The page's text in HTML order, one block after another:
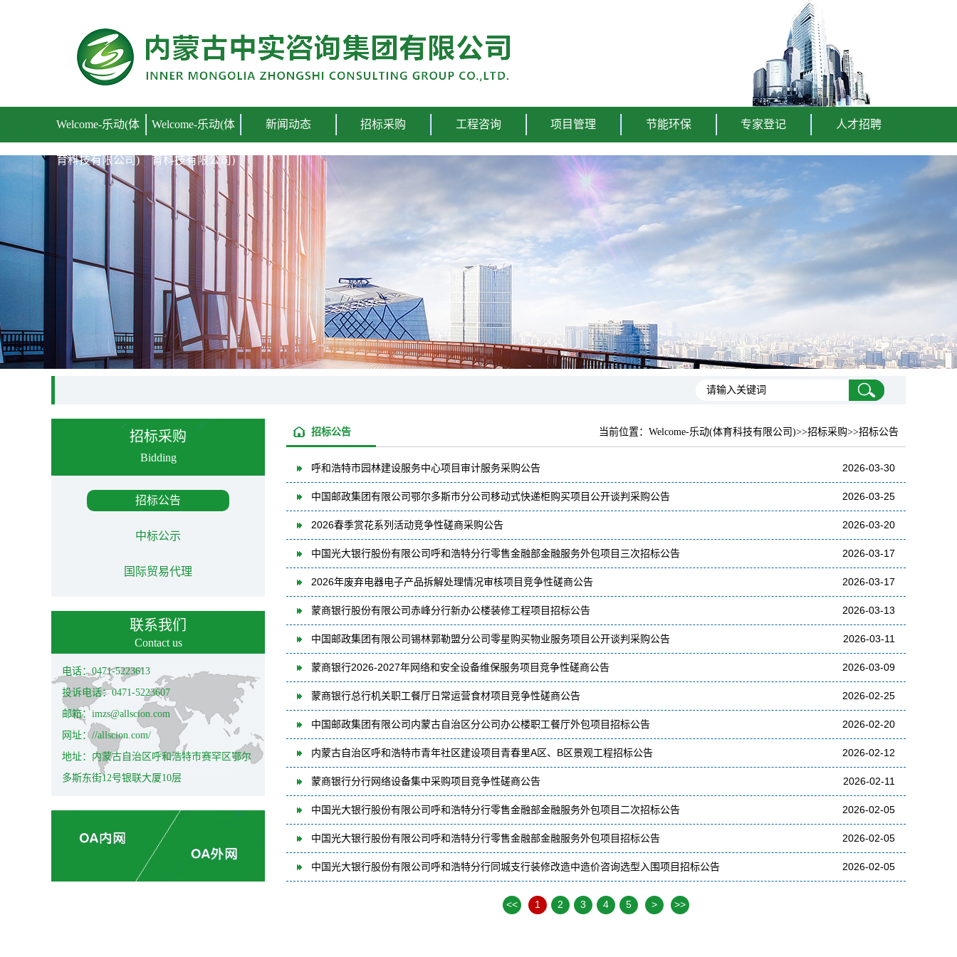
Welcome-乐动(体
育科技有限公司)
Welcome-乐动(体
育科技有限公司)
新闻动态 招标采购 工程咨询 项目管理 节能环保 专家登记 人才招聘
招标采购
Bidding
招标公告
中标公示
国际贸易代理
联系我们
Contact us
电话：0471-5223613
投诉电话：0471-5223607
邮箱：imzs@allscion.com
网址：//allscion.com/
地址：内蒙古自治区呼和浩特市赛罕区鄂尔
多斯东街12号银联大厦10层
当前位置： Welcome-乐动(体育科技有限公司)>>招标采购>>招标公告
招标公告
2026-03-30
呼和浩特市园林建设服务中心项目审计服务采购公告
2026-03-25
中国邮政集团有限公司鄂尔多斯市分公司移动式快递柜购买项目公开谈判采购公告
2026-03-20
2026春季赏花系列活动竞争性磋商采购公告
2026-03-17
中国光大银行股份有限公司呼和浩特分行零售金融部金融服务外包项目三次招标公告
2026-03-17
2026年废弃电器电子产品拆解处理情况审核项目竞争性磋商公告
2026-03-13
蒙商银行股份有限公司赤峰分行新办公楼装修工程项目招标公告
2026-03-11
中国邮政集团有限公司锡林郭勒盟分公司零星购买物业服务项目公开谈判采购公告
2026-03-09
蒙商银行2026-2027年网络和安全设备维保服务项目竞争性磋商公告
2026-02-25
蒙商银行总行机关职工餐厅日常运营食材项目竞争性磋商公告
2026-02-20
中国邮政集团有限公司内蒙古自治区分公司办公楼职工餐厅外包项目招标公告
2026-02-12
内蒙古自治区呼和浩特市青年社区建设项目青春里A区、B区景观工程招标公告
2026-02-11
蒙商银行分行网络设备集中采购项目竞争性磋商公告
2026-02-05
中国光大银行股份有限公司呼和浩特分行零售金融部金融服务外包项目二次招标公告
2026-02-05
中国光大银行股份有限公司呼和浩特分行零售金融部金融服务外包项目招标公告
2026-02-05
中国光大银行股份有限公司呼和浩特分行同城支行装修改造中造价咨询选型入围项目招标公告
<< 1 2 3 4 5 > >>